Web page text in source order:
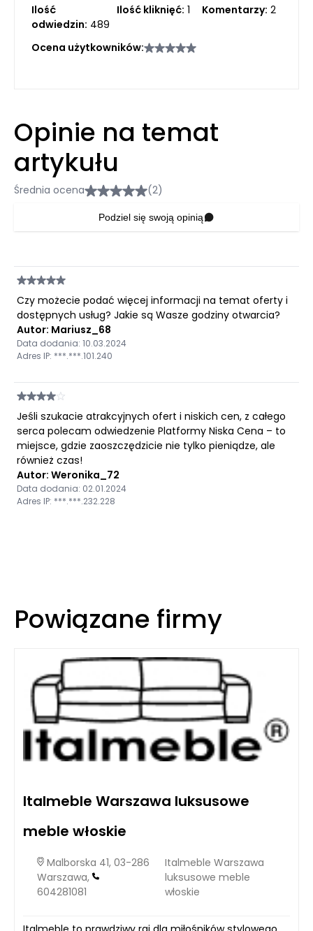
Ilość
odwiedzin: 489
Ilość kliknięć: 1 Komentarzy: 2
Ocena użytkowników:
Opinie na temat
artykułu
Średnia ocena (2)
Podziel się swoją opinią
Czy możecie podać więcej informacji na temat oferty i
dostępnych usług? Jakie są Wasze godziny otwarcia?
Autor: Mariusz_68
Data dodania: 10.03.2024
Adres IP: ***.***.101.240
Jeśli szukacie atrakcyjnych ofert i niskich cen, z całego
serca polecam odwiedzenie Platformy Niska Cena – to
miejsce, gdzie zaoszczędzicie nie tylko pieniądze, ale
również czas!
Autor: Weronika_72
Data dodania: 02.01.2024
Adres IP: ***.***.232.228
Powiązane firmy
Italmeble Warszawa luksusowe
meble włoskie
Malborska 41, 03-286
Warszawa,
604281081
Italmeble Warszawa
luksusowe meble
włoskie